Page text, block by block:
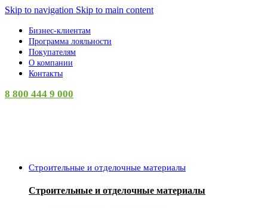
Skip to navigation Skip to main content
Бизнес-клиентам
Программа лояльности
Покупателям
О компании
Контакты
8 800 444 9 000
Строительные и отделочные материалы
Строительные и отделочные материалы